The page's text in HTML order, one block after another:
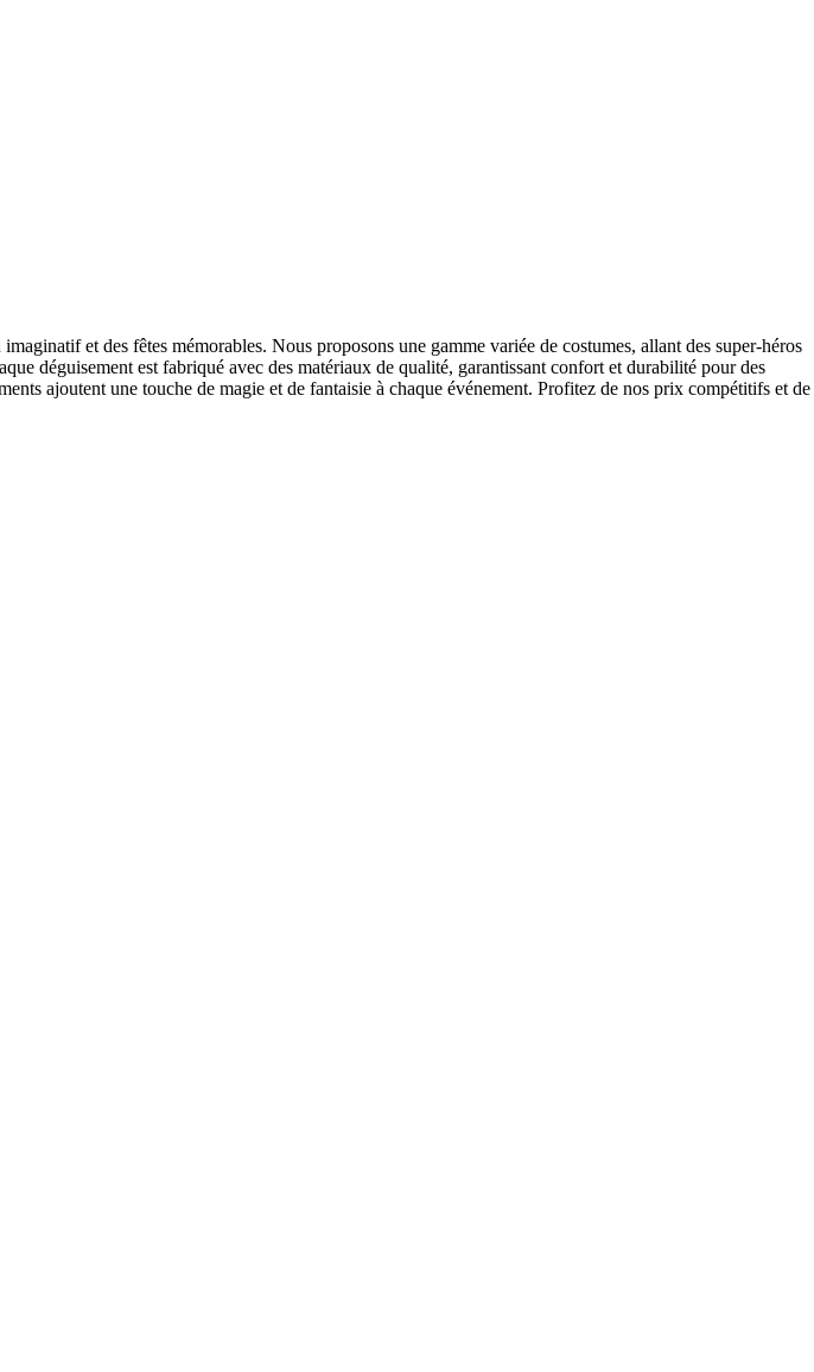
et des fêtes mémorables. Nous proposons une gamme variée de costumes, allant des super-héros
déguisement est fabriqué avec des matériaux de qualité, garantissant confort et durabilité pour des
ajoutent une touche de magie et de fantaisie à chaque événement. Profitez de nos prix compétitifs et de